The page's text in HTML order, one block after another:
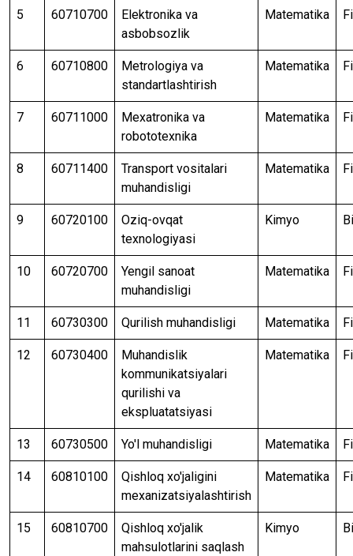
5 60710700
Elektronika va
asbobsozlik
Matematika
6 60710800
Metrologiya va
standartlashtirish
Matematika
7 60711000
Mexatronika va
robototexnika
Matematika
8 60711400
Transport vositalari
muhandisligi
Matematika
9 60720100
Oziq-ovqat
texnologiyasi
Kimyo
10 60720700
Yengil sanoat
muhandisligi
Matematika
11 60730300 Qurilish muhandisligi Matematika
12 60730400
Muhandislik
kommunikatsiyalari
qurilishi va
ekspluatatsiyasi
Matematika
13 60730500 Yo'l muhandisligi Matematika
14 60810100
Qishloq xo'jaligini
mexanizatsiyalashtirish
Matematika
15 60810700
Qishloq xo'jalik
mahsulotlarini saqlash
Kimyo